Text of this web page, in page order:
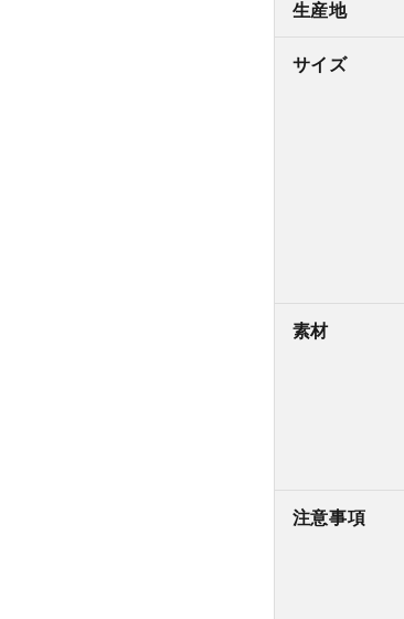
生産地
サイズ
素材
注意事項